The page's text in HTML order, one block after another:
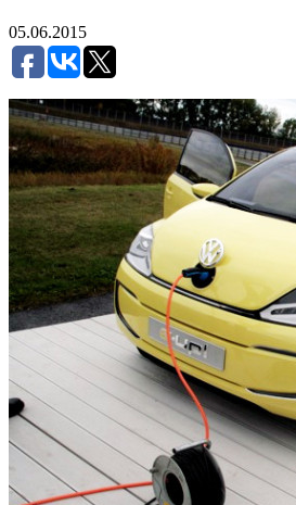
05.06.2015